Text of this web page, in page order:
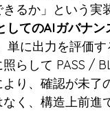
るか」という実
してのAIガバナン
単に出力を評価
らして PASS /
り、確認が未了
く、構造上前進